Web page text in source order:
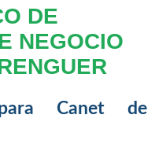
DE
NEGOCIO
Canet de